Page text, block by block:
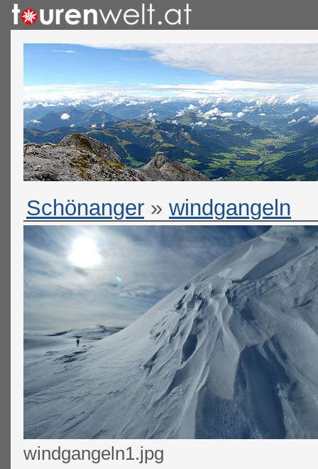
Schönanger » windgangeln
windgangeln1.jpg